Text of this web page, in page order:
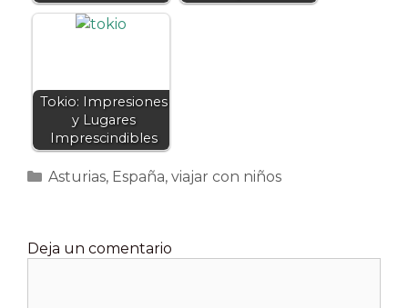
Tokio: Impresiones
y Lugares
Imprescindibles
Categorías
Asturias, España, viajar con niños
Deja un comentario